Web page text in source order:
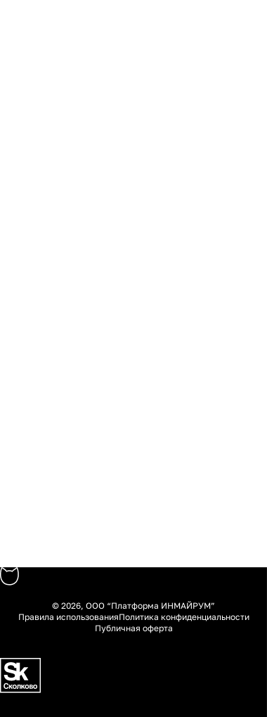
© 2026, ООО “Платформа ИНМАЙРУМ”
Правила использованияПолитика конфиденциальности
Публичная оферта